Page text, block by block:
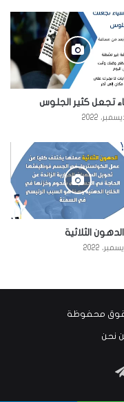
الثلاثية
نحن